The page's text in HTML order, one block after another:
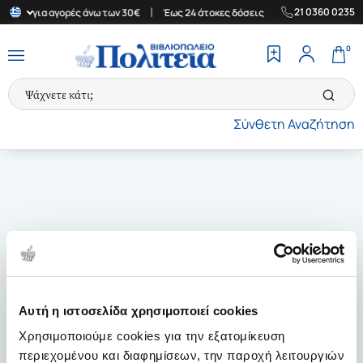
Αυτή η ιστοσελίδα χρησιμοποιεί cookies
Χρησιμοποιούμε cookies για την εξατομίκευση
περιεχομένου και διαφημίσεων, την παροχή λειτουργιών
για αγορές άνω των 30€ Έως 24 άτοκες δόσεις | Δωρεάν
21 0360 0235
Σύνθετη Αναζήτηση
0